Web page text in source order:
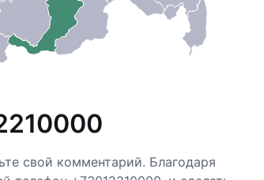
свой комментарий. Благодаря